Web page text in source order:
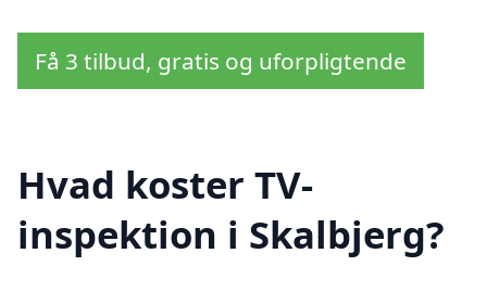
Få 3 tilbud, gratis og uforpligtende
Hvad koster TV-
inspektion i Skalbjerg?